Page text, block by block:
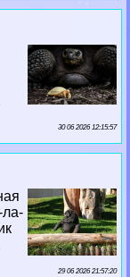
30 06 2026 12:15:57
29 06 2026 21:57:20